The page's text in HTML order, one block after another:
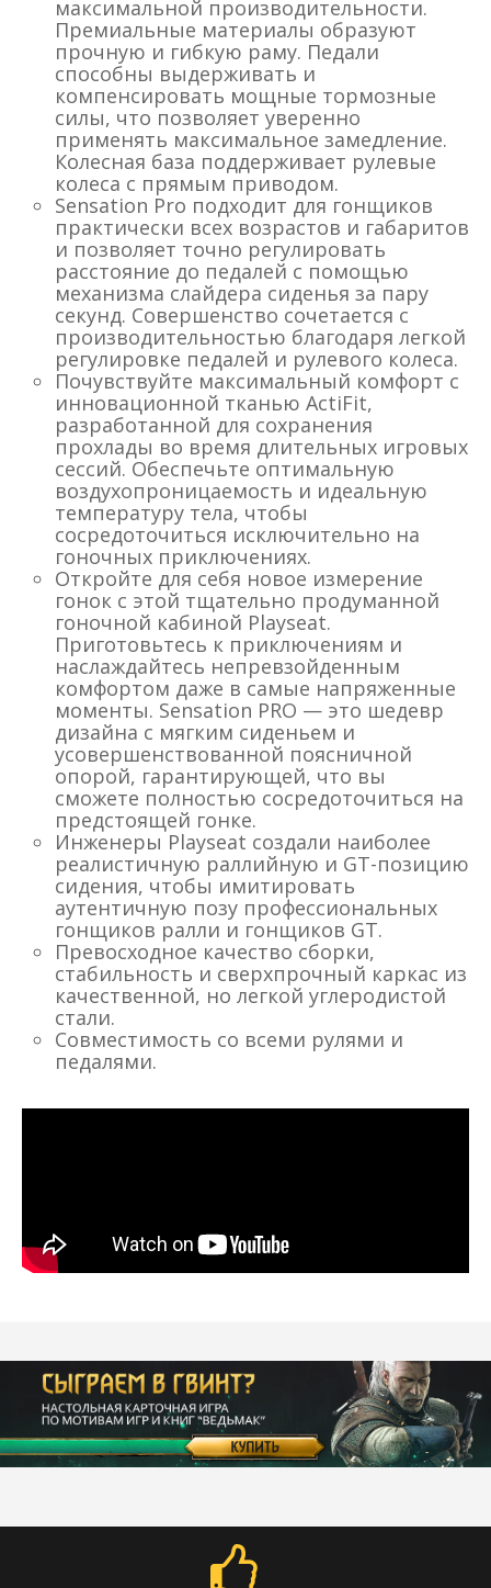
максимальной производительности.
Премиальные материалы образуют
прочную и гибкую раму. Педали
способны выдерживать и
компенсировать мощные тормозные
силы, что позволяет уверенно
применять максимальное замедление.
Колесная база поддерживает рулевые
колеса с прямым приводом.
Sensation Pro подходит для гонщиков
практически всех возрастов и габаритов
и позволяет точно регулировать
расстояние до педалей с помощью
механизма слайдера сиденья за пару
секунд. Совершенство сочетается с
производительностью благодаря легкой
регулировке педалей и рулевого колеса.
Почувствуйте максимальный комфорт с
инновационной тканью ActiFit,
разработанной для сохранения
прохлады во время длительных игровых
сессий. Обеспечьте оптимальную
воздухопроницаемость и идеальную
температуру тела, чтобы
сосредоточиться исключительно на
гоночных приключениях.
Откройте для себя новое измерение
гонок с этой тщательно продуманной
гоночной кабиной Playseat.
Приготовьтесь к приключениям и
наслаждайтесь непревзойденным
комфортом даже в самые напряженные
моменты. Sensation PRO — это шедевр
дизайна с мягким сиденьем и
усовершенствованной поясничной
опорой, гарантирующей, что вы
сможете полностью сосредоточиться на
предстоящей гонке.
Инженеры Playseat создали наиболее
реалистичную раллийную и GT-позицию
сидения, чтобы имитировать
аутентичную позу профессиональных
гонщиков ралли и гонщиков GT.
Превосходное качество сборки,
стабильность и сверхпрочный каркас из
качественной, но легкой углеродистой
стали.
Совместимость со всеми рулями и
педалями.